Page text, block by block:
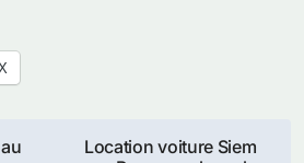
Location voiture Siem